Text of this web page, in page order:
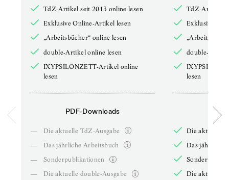
TdZ-Artikel seit 2013 online lesen
Exklusive Online-Artikel lesen
„Arbeitsbücher“ online lesen
double-Artikel online lesen
IXYPSILONZETT-Artikel online
lesen
PDF-Downloads
—
Die aktuelle TdZ-Ausgabe
—
Das jährliche Arbeitsbuch
—
Sonderpublikationen
—
Die aktuelle double-Ausgabe
TdZ-Artikel
Exklusive
double-
lesen
Die aktuelle
Das jährliche
Die aktuelle